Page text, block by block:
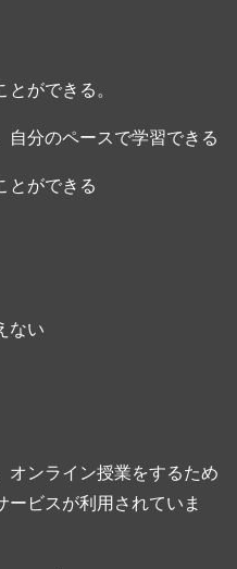
とができる。
自分のペースで学習できる
とができる
ない
オンライン授業をするため
ービスが利用されていま